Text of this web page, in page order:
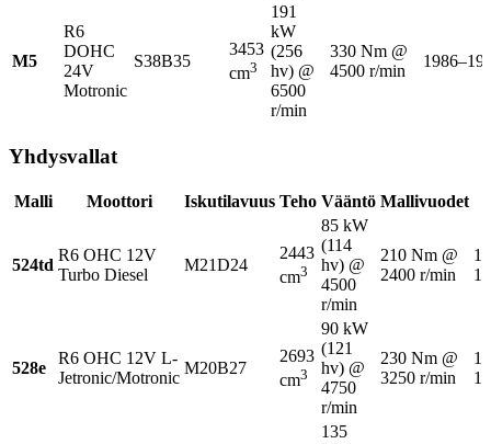
M5
R6
DOHC
24V
Motronic
S38B35
3453
cm3
191
kW
(256
hv) @
6500
r/min
330 Nm @
4500 r/min
Yhdysvallat
Malli Moottori Iskutilavuus Teho Vääntö Mallivuodet
524td
R6 OHC 12V
Turbo Diesel
M21D24
2443
cm3
85 kW
(114
hv) @
4500
r/min
210 Nm @
2400 r/min
528e
R6 OHC 12V L-
Jetronic/Motronic
M20B27
2693
cm3
90 kW
(121
hv) @
4750
r/min
230 Nm @
3250 r/min
135